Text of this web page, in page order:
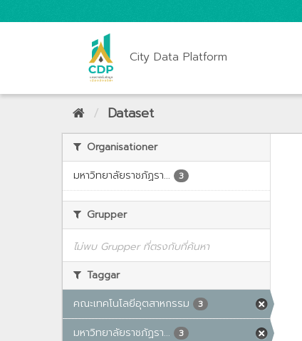
City Data Platform
Dataset
Organisationer
มหาวิทยาลัยราชภัฏรา...
3
Grupper
ไม่พบ Grupper ที่ตรงกับที่ค้นหา
Taggar
คณะเทคโนโลยีอุตสาหกรรม
3
มหาวิทยาลัยราชภัฏรา... 3